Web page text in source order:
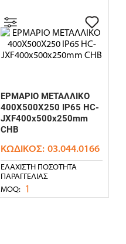
ΕΡΜΑΡΙΟ ΜΕΤΑΛΛΙΚΟ
400X500X250 IP65 HC-
JXF400x500x250mm
CHB
ΚΩΔΙΚΌΣ: 03.044.0166
ΕΛΆΧΙΣΤΗ ΠΟΣΌΤΗΤΑ
ΠΑΡΑΓΓΕΛΊΑΣ
MOQ: 1